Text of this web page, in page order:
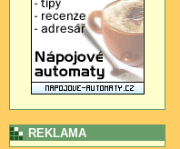
REKLAMA